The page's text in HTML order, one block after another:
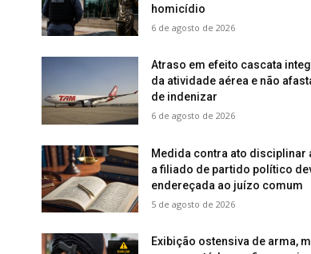
homicídio
6 de agosto de 2026
Atraso em efeito cascata
da atividade aérea e não
de indenizar
6 de agosto de 2026
Medida contra ato disciplinar
a filiado de partido político
endereçada ao juízo comum
5 de agosto de 2026
Exibição ostensiva de arma,